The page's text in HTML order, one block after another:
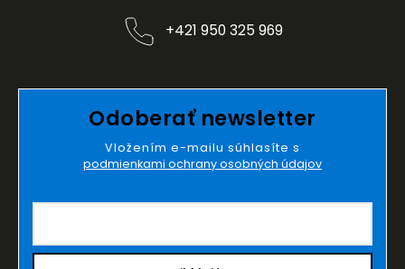
+421 950 325 969
Odoberať newsletter
Vložením e-mailu súhlasíte s
podmienkami ochrany osobných údajov